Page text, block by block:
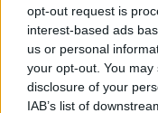
opt-out request is
interest-based ads
us or personal
your opt-out. You
disclosure of your
IAB’s list of
Προς πώληση
Πόλη Χίου. Το
συνολική
revithis_0726_3